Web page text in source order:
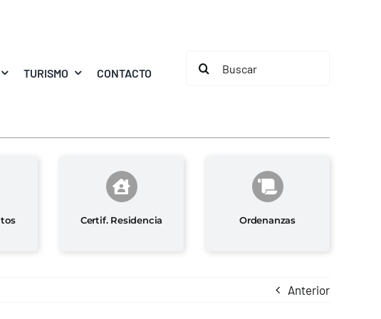
TURISMO CONTACTO
Buscar:
Certif. Residencia Ordenanzas
Anterior